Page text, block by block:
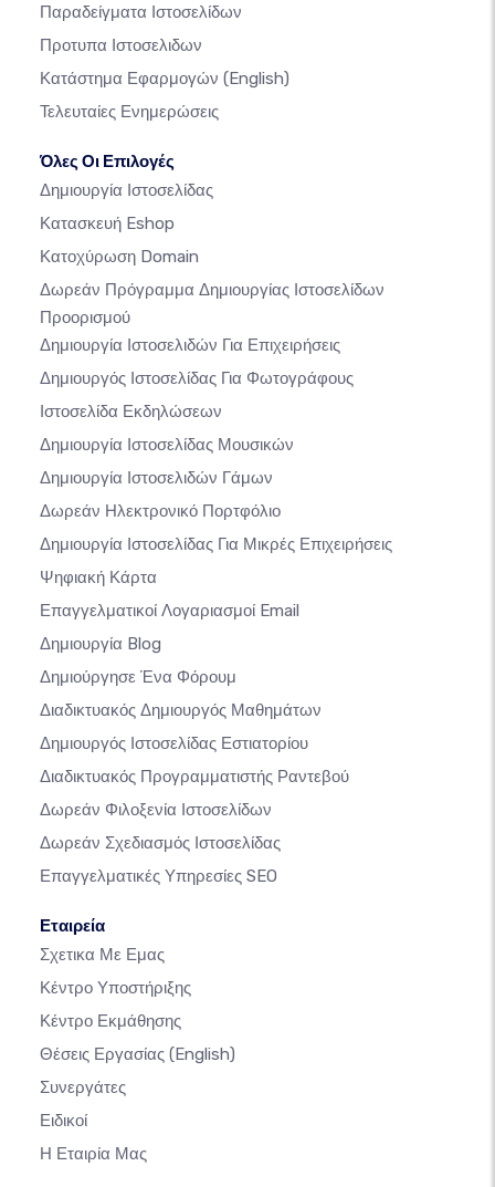
Παραδείγματα Ιστοσελίδων
Προτυπα Ιστοσελιδων
Κατάστημα Εφαρμογών (English)
Τελευταίες Ενημερώσεις
Όλες Οι Επιλογές
Δημιουργία Ιστοσελίδας
Κατασκευή Eshop
Κατοχύρωση Domain
Δωρεάν Πρόγραμμα Δημιουργίας Ιστοσελίδων
Προορισμού
Δημιουργία Ιστοσελιδών Για Επιχειρήσεις
Δημιουργός Ιστοσελίδας Για Φωτογράφους
Ιστοσελίδα Εκδηλώσεων
Δημιουργία Ιστοσελίδας Μουσικών
Δημιουργία Ιστοσελιδών Γάμων
Δωρεάν Ηλεκτρονικό Πορτφόλιο
Δημιουργία Ιστοσελίδας Για Μικρές Επιχειρήσεις
Ψηφιακή Κάρτα
Επαγγελματικοί Λογαριασμοί Email
Δημιουργία Blog
Δημιούργησε Ένα Φόρουμ
Διαδικτυακός Δημιουργός Μαθημάτων
Δημιουργός Ιστοσελίδας Εστιατορίου
Διαδικτυακός Προγραμματιστής Ραντεβού
Δωρεάν Φιλοξενία Ιστοσελίδων
Δωρεάν Σχεδιασμός Ιστοσελίδας
Επαγγελματικές Υπηρεσίες SEO
Εταιρεία
Σχετικα Με Εμας
Κέντρο Υποστήριξης
Κέντρο Εκμάθησης
Θέσεις Εργασίας (English)
Συνεργάτες
Ειδικοί
Η Εταιρία Μας